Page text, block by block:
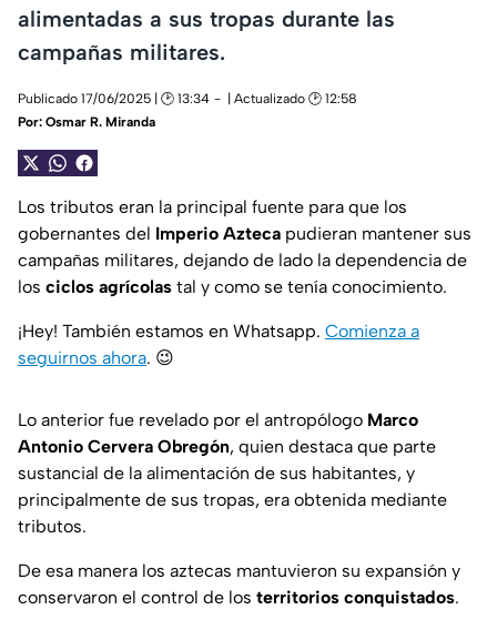
alimentadas a sus tropas durante las
campañas militares.
Publicado 17/06/2025 | 🕑 13:34
| Actualizado 🕑 12:58
Por: Osmar R. Miranda
Los tributos eran la principal fuente para que los
gobernantes del Imperio Azteca pudieran mantener sus
campañas militares, dejando de lado la dependencia de
los ciclos agrícolas tal y como se tenía conocimiento.
¡Hey! También estamos en Whatsapp. Comienza a
seguirnos ahora. 😉
Lo anterior fue revelado por el antropólogo Marco
Antonio Cervera Obregón, quien destaca que parte
sustancial de la alimentación de sus habitantes, y
principalmente de sus tropas, era obtenida mediante
tributos.
De esa manera los aztecas mantuvieron su expansión y
conservaron el control de los territorios conquistados.